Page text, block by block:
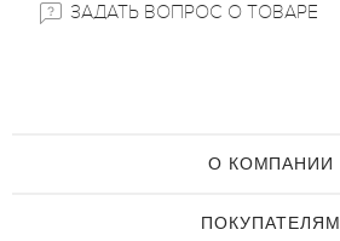
ЗАДАТЬ ВОПРОС О ТОВАРЕ
О КОМПАНИИ
ПОКУПАТЕЛЯМ